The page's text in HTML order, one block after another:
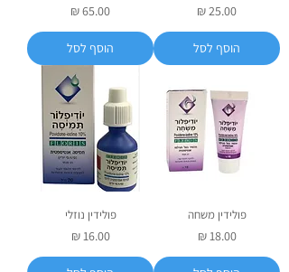
מחיר
הוסף לסל
מחיר
הוסף לסל
פולידין משחה
מחיר‏18.00 ‏₪
פולידין נוזלי
מחיר‏16.00 ‏₪